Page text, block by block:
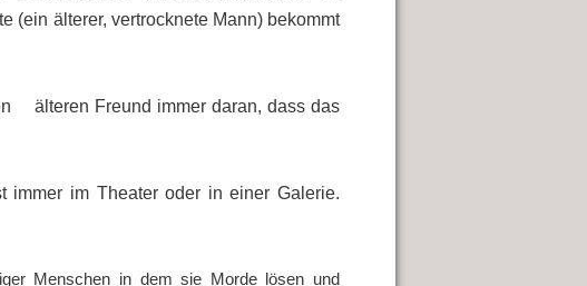
(ein älterer, vertrocknete Mann) bekommt
älteren Freund immer daran, dass das
immer im Theater oder in einer Galerie.
Menschen in dem sie Morde lösen und